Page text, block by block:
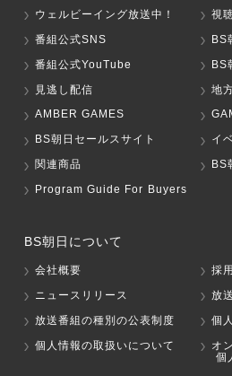
ウェルビーイング放送中！
視
番組公式SNS
BS
番組公式YouTube
BS
見逃し配信
地
AMBER GAMES
BS朝日セールスサイト
イ
関連商品
BS
Program Guide For Buyers
BS朝日について
会社概要
採
ニュースリリース
放
放送番組の種別の公表制度
個
個人情報の取扱いについて
オ
個